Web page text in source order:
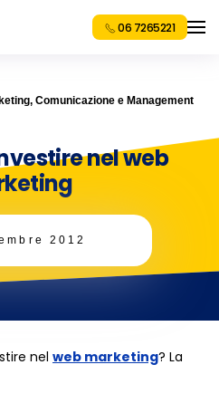
06 7265221
Comunicazione e Management
nel web
2012
nel web marketing? La